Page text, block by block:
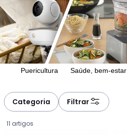
Puericultura Saúde, bem-estar
Categoria Filtrar
11 artigos